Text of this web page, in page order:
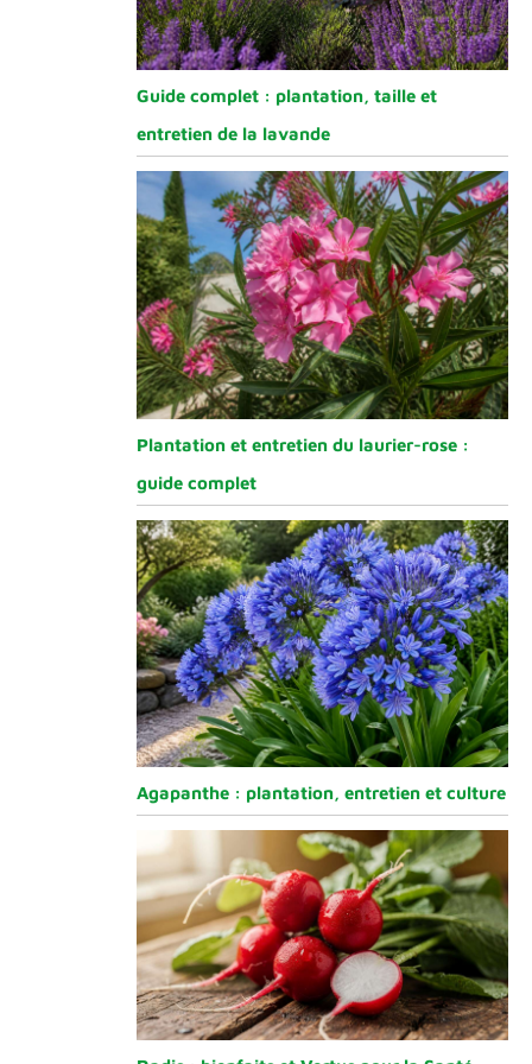
Guide complet : plantation, taille et
entretien de la lavande
Plantation et entretien du laurier-rose :
guide complet
Agapanthe : plantation, entretien et culture